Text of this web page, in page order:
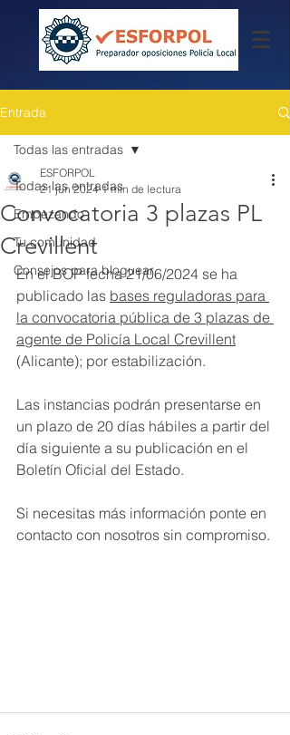
Entrada
Todas las entradas
Empezando
Tu comunidad
Consejos para bloguear
Todas las entradas
Convocatoria 3 plazas PL
Crevillent
ESFORPOL
21 jun 2024 1 min de lectura
En el BOP fecha 21/06/2024 se ha
publicado las bases reguladoras para
la convocatoria pública de 3 plazas de
agente de Policía Local Crevillent
(Alicante); por estabilización.
Las instancias podrán presentarse en
un plazo de 20 días hábiles a partir del
día siguiente a su publicación en el
Boletín Oficial del Estado.
Si necesitas más información ponte en
contacto con nosotros sin compromiso.